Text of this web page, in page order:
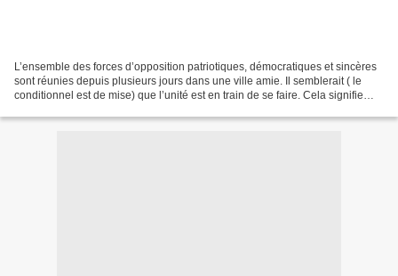
L’ensemble des forces d’opposition patriotiques, démocratiques et sincères
sont réunies depuis plusieurs jours dans une ville amie. Il semblerait ( le
conditionnel est de mise) que l’unité est en train de se faire. Cela signifie